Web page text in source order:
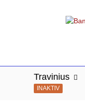
Travinius
INAKTIV